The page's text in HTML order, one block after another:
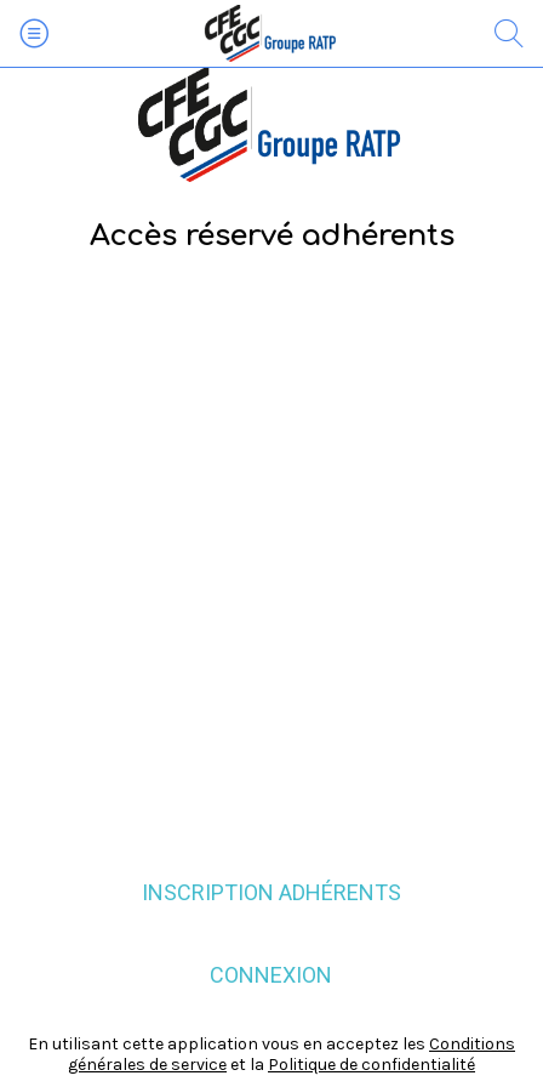
Accès réservé adhérents
INSCRIPTION ADHÉRENTS
CONNEXION
En utilisant cette application vous en acceptez les Conditions
générales de serviceet la Politique de confidentialité